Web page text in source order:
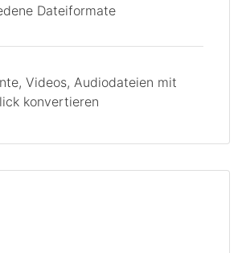
Dateiformate
Videos, Audiodateien mit
konvertieren